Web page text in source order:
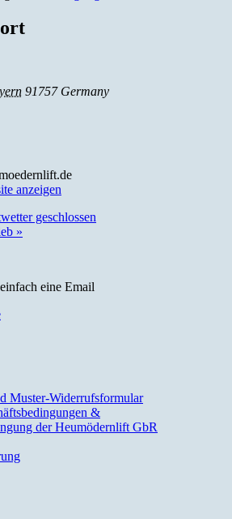
91757 Germany
anzeigen
geschlossen
»
eine Email
Muster-Widerrufsformular
&
der Heumödernlift GbR